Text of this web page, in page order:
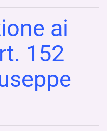
ai
152